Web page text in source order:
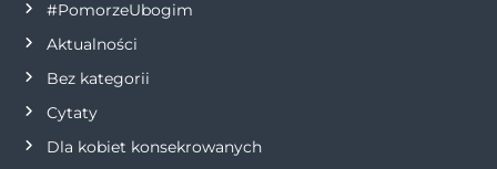
c
j
a
#PomorzeUbogim
Aktualności
Bez kategorii
Cytaty
Dla kobiet konsekrowanych